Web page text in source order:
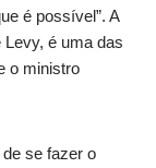
é possível”. A
é uma das
o ministro
se fazer o